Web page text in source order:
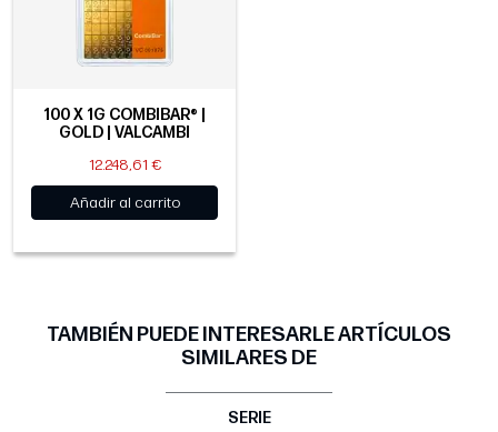
100 X 1G COMBIBAR® |
GOLD | VALCAMBI
12.248,61 €
Añadir al carrito
TAMBIÉN PUEDE INTERESARLE ARTÍCULOS
SIMILARES DE
SERIE